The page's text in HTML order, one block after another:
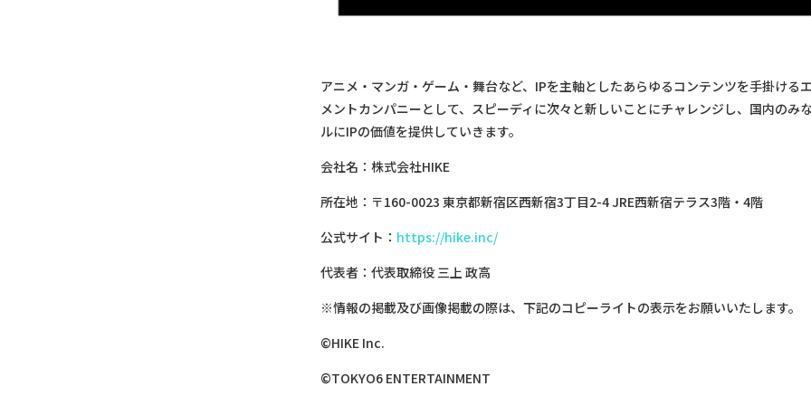
アニメ・マンガ・ゲーム・舞台など、IPを主軸としたあらゆるコンテンツを手掛ける
メントカンパニーとして、スピーディに次々と新しいことにチャレンジし、国内のみ
ルにIPの価値を提供していきます。
会社名：株式会社HIKE
所在地：〒160-0023 東京都新宿区西新宿3丁目2-4 JRE西新宿テラス3階・4階
公式サイト： https://hike.inc/
代表者：代表取締役 三上 政高
※情報の掲載及び画像掲載の際は、下記のコピーライトの表示をお願いいたします。
©HIKE Inc.
©TOKYO6 ENTERTAINMENT